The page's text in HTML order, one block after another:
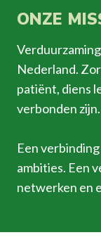
ONZE
Nederland.
patiënt, diens
verbonden zijn.
Een
ambities. Een
netwerken en